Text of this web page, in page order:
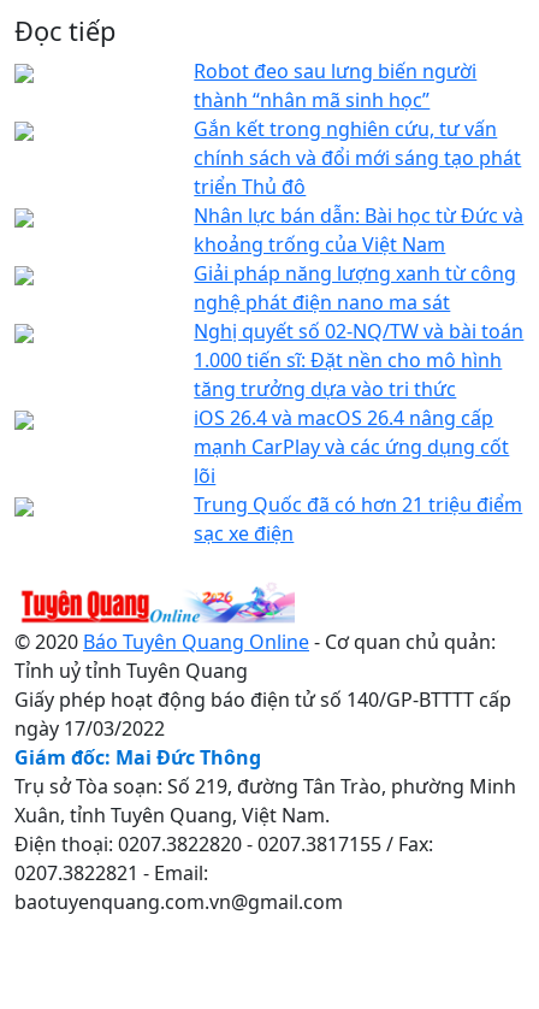
Đọc tiếp
Robot đeo sau lưng biến người
thành “nhân mã sinh học”
Gắn kết trong nghiên cứu, tư vấn
chính sách và đổi mới sáng tạo phát
triển Thủ đô
Nhân lực bán dẫn: Bài học từ Đức và
khoảng trống của Việt Nam
Giải pháp năng lượng xanh từ công
nghệ phát điện nano ma sát
Nghị quyết số 02-NQ/TW và bài toán
1.000 tiến sĩ: Đặt nền cho mô hình
tăng trưởng dựa vào tri thức
iOS 26.4 và macOS 26.4 nâng cấp
mạnh CarPlay và các ứng dụng cốt
lõi
Trung Quốc đã có hơn 21 triệu điểm
sạc xe điện
© 2020 Báo Tuyên Quang Online- Cơ quan chủ quản:
Tỉnh uỷ tỉnh Tuyên Quang
Giấy phép hoạt động báo điện tử số 140/GP-BTTTT cấp
ngày 17/03/2022
Giám đốc: Mai Đức Thông
Trụ sở Tòa soạn: Số 219, đường Tân Trào, phường Minh
Xuân, tỉnh Tuyên Quang, Việt Nam.
Điện thoại: 0207.3822820 - 0207.3817155 / Fax:
0207.3822821 - Email:
baotuyenquang.com.vn@gmail.com